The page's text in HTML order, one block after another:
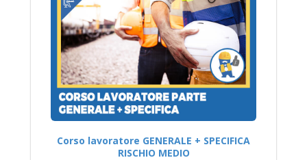
Corso lavoratore GENERALE + SPECIFICA
RISCHIO MEDIO